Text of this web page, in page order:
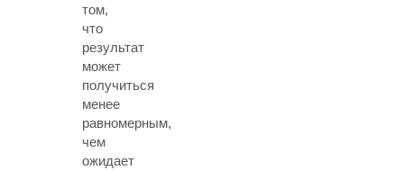
том,
что
результат
может
получиться
менее
равномерным,
чем
ожидает